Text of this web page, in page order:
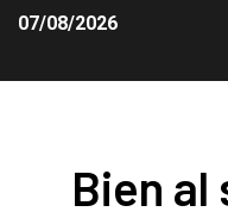
07/08/2026
Bien